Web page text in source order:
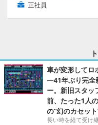
正社員
車が変形してロ
―41年ぶり完全
ー。新旧スタッ
前、たった1人
の“幻のカセッ
長い時を経て受け